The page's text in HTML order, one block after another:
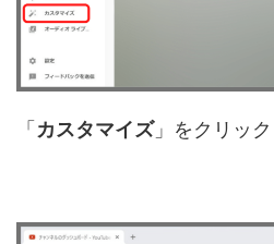
「カスタマイズ」をクリック